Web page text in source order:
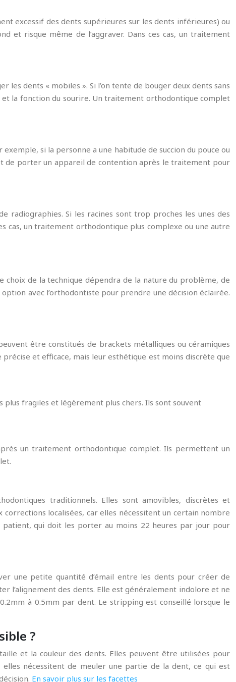
excessif des dents supérieures sur les dents inférieures) ou
et risque même de l’aggraver. Dans ces cas, un traitement
les dents « mobiles ». Si l’on tente de bouger deux dents sans
et la fonction du sourire. Un traitement orthodontique complet
si la personne a une habitude de succion du pouce ou
de porter un appareil de contention après le traitement pour
radiographies. Si les racines sont trop proches les unes des
cas, un traitement orthodontique plus complexe ou une autre
de la technique dépendra de la nature du problème, de
avec l’orthodontiste pour prendre une décision éclairée.
être constitués de brackets métalliques ou céramiques
et efficace, mais leur esthétique est moins discrète que
plus fragiles et légèrement plus chers. Ils sont souvent
un traitement orthodontique complet. Ils permettent un
traditionnels. Elles sont amovibles, discrètes et
localisées, car elles nécessitent un certain nombre
qui doit les porter au moins 22 heures par jour pour
une petite quantité d’émail entre les dents pour créer de
l’alignement des dents. Elle est généralement indolore et ne
à 0.5mm par dent. Le stripping est conseillé lorsque le
?
et la couleur des dents. Elles peuvent être utilisées pour
nécessitent de meuler une partie de la dent, ce qui est
En savoir plus sur les facettes